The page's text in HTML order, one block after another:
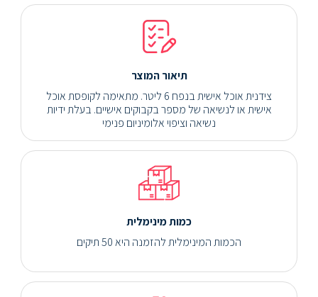
תיאור המוצר
צידנית אוכל אישית בנפח 6 ליטר. מתאימה לקופסת אוכל
אישית או לנשיאה של מספר בקבוקים אישיים. בעלת ידיות
נשיאה וציפוי אלומיניום פנימי
כמות מינימלית
הכמות המינימלית להזמנה היא 50 תיקים